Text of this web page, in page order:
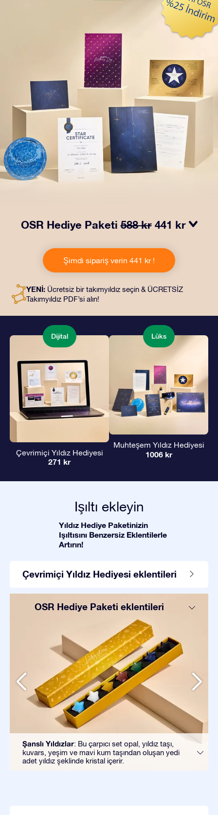
OSR Hediye Paketi588 kr 441 kr
zarf içinde kişiye özel hazırlanan belgelerin seçtiğiniz
adrese teslimatı ile çevrimiçi belgeler ve uygulamalara
erişim imkanı bu pakete dahildir. Bu, arkadaşlarınıza ve
yoludur.
Şimdi sipariş verin 441 kr !
YENİ: Ücretsiz bir takımyıldız seçin & ÜCRETSİZ
Takımyıldız PDF’si alın!
Dijital
Çevrimiçi Yıldız Hediyesi
271 kr
Lüks
Muhteşem Yıldız Hediyesi
1006 kr
Işıltı ekleyin
Yıldız Hediye Paketinizin
Işıltısını Benzersiz Eklentilerle
Artırın!
Çevrimiçi Yıldız Hediyesi eklentileri
OSR Hediye Paketi eklentileri
Şanslı Yıldızlar: Bu çarpıcı set opal, yıldız taşı,
kuvars, yeşim ve mavi kum taşından oluşan yedi
adet yıldız şeklinde kristal içerir.